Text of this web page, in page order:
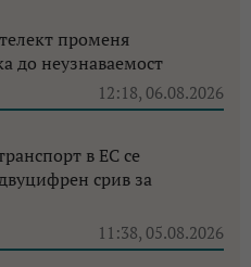
променя
до неузнаваемост
12:18, 06.08.2026
в ЕС се
срив за
11:38, 05.08.2026